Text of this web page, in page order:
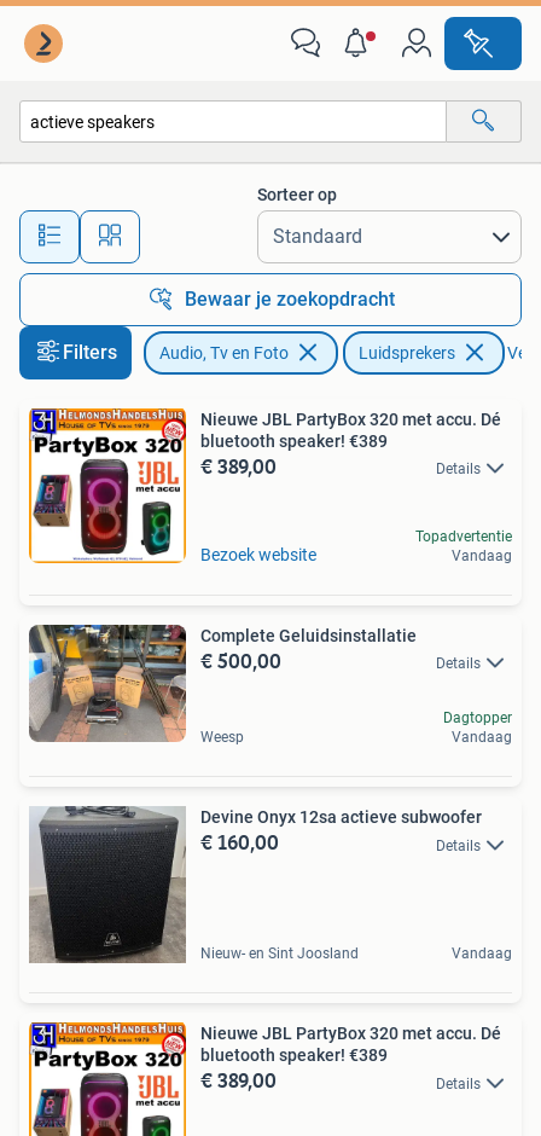
Alle afstanden…
Sorteer op
Bewaar je zoekopdracht
Filters Audio, Tv en Foto Luidsprekers
Nieuwe JBL PartyBox 320 met accu. Dé
bluetooth speaker! €389
€ 389,00 Details
Bezoek website
Topadvertentie
Vandaag
Complete Geluidsinstallatie
€ 500,00 Details
Weesp
Dagtopper
Vandaag
Devine Onyx 12sa actieve subwoofer
€ 160,00 Details
Nieuw- en Sint Joosland Vandaag
Nieuwe JBL PartyBox 320 met accu. Dé
bluetooth speaker! €389
€ 389,00 Details